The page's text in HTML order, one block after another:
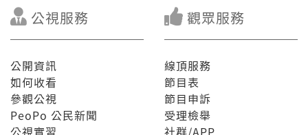
公視服務
公開資訊
如何收看
參觀公視
PeoPo 公民新聞
觀眾服務
線頂服務
節目表
節目申訴
受理檢舉